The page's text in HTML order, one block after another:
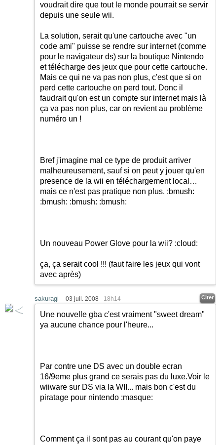
voudrait dire que tout le monde pourrait se servir
depuis une seule wii.
La solution, serait qu'une cartouche avec "un
code ami" puisse se rendre sur internet (comme
pour le navigateur ds) sur la boutique Nintendo
et télécharge des jeux que pour cette cartouche.
Mais ce qui ne va pas non plus, c'est que si on
perd cette cartouche on perd tout. Donc il
faudrait qu'on est un compte sur internet mais là
ça va pas non plus, car on revient au problème
numéro un !
Bref j'imagine mal ce type de produit arriver
malheureusement, sauf si on peut y jouer qu'en
presence de la wii en téléchargement local…
mais ce n'est pas pratique non plus. :bmush:
:bmush: :bmush: :bmush:
Un nouveau Power Glove pour la wii? :cloud:
ça, ça serait cool !!! (faut faire les jeux qui vont
avec après)
sakuragi 03 juil. 2008 18h14 Citer
Une nouvelle gba c'est vraiment "sweet dream"
ya aucune chance pour l'heure...
Par contre une DS avec un double ecran
16/9eme plus grand ce serais pas du luxe.Voir le
wiiware sur DS via la WII... mais bon c'est du
piratage pour nintendo :masque:
Comment ça il sont pas au courant qu'on paye